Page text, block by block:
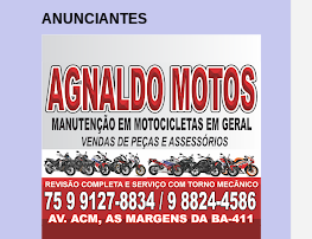
ANUNCIANTES